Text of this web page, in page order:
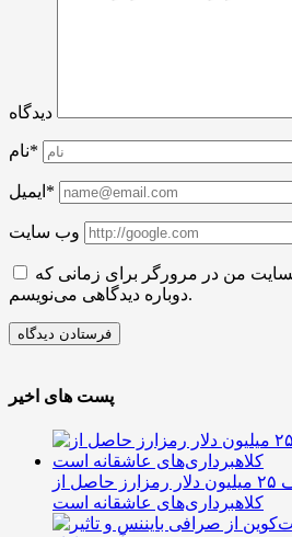
دیدگاه
نام*
ایمیل*
وب سایت
من در مرورگر برای زمانی که
دوباره دیدگاهی می‌نویسم.
پست های اخیر
آمریکا در پی توقیف ۲۵ میلیون دلار رمزارز حاصل از
کلاهبرداری‌های عاشقانه است